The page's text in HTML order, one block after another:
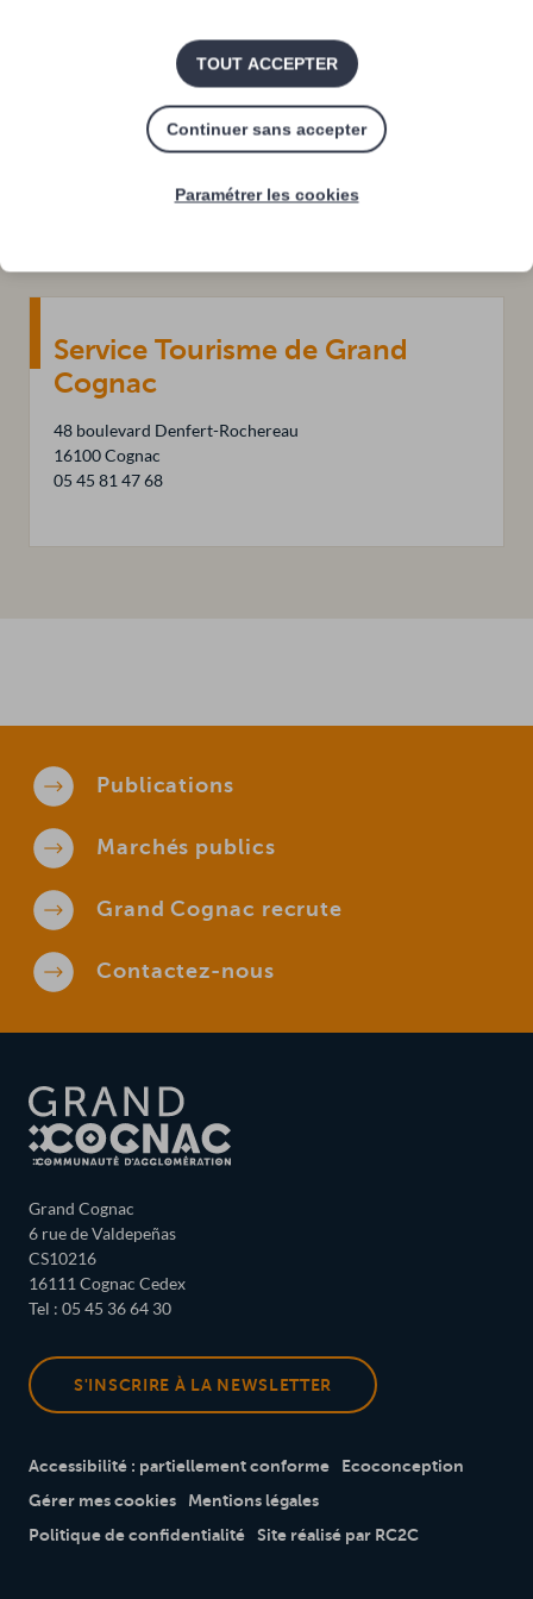
Tarifs 2020 sur les hébergements sans
classement ou en attente de
classement
Service Tourisme de Grand
Cognac
48 boulevard Denfert-Rochereau
16100 Cognac
05 45 81 47 68
Publications
Marchés publics
Grand Cognac recrute
Contactez-nous
Grand Cognac
6 rue de Valdepeñas
CS10216
16111 Cognac Cedex
Tel : 05 45 36 64 30
S'INSCRIRE À LA NEWSLETTER
Accessibilité : partiellement conforme
Ecoconception
Gérer mes cookies
Mentions légales
Politique de confidentialité
Site réalisé par RC2C
TOUT ACCEPTER
Continuer sans accepter
Paramétrer les cookies